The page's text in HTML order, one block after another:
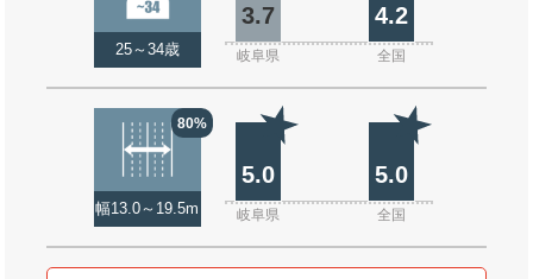
25～34歳
3.7 4.2
岐阜県 全国
80%
幅13.0～19.5m
5.0 5.0
岐阜県 全国